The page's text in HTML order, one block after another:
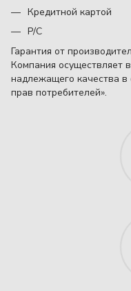
Кредитной картой
Р/С
Гарантия от
Компания осуществляет
надлежащего качества в
прав потребителей».